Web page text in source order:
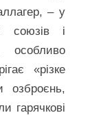
– у
союзів і
особливо
«різке
озброєнь,
гарячкові